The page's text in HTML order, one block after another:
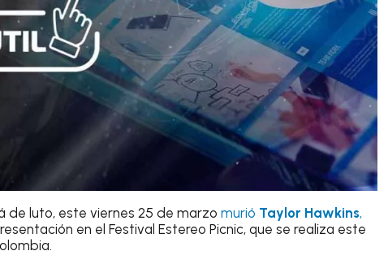
de luto, este viernes 25 de marzo murió Taylor Hawkins,
en el Festival Estereo Picnic, que se realiza este